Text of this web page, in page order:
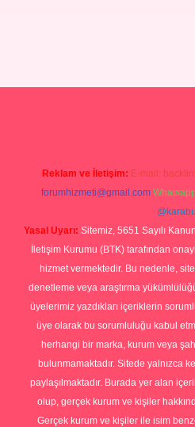
Reklam ve İletişim: E-mail:
forumhizmeti@gmail.com
@karabul
Yasal Uyarı: Sitemiz, 5651 Sayılı
İletişim Kurumu (BTK) tarafından
hizmet vermektedir. Bu nedenle,
denetleme veya araştırma
üyelerimiz yazdıkları içeriklerin
üye olarak bu sorumluluğu kabul
herhangi bir marka, kurum veya
bulunmamaktadır. Sitede yalnızca
paylaşılmaktadır. Burada yer alan
olup, gerçek kurum ve kişiler
Gerçek kurum ve kişiler ile isim